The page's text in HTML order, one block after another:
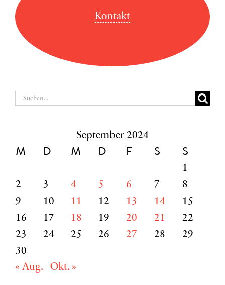
Kontakt
Suche
September 2024
M D M D F S S
1
2
3 4 5 6 7
8
9
10 11 12 13 14
15
16
17 18 19 20 21
22
23
24 25 26 27 28
29
30
« Aug.
Okt. »